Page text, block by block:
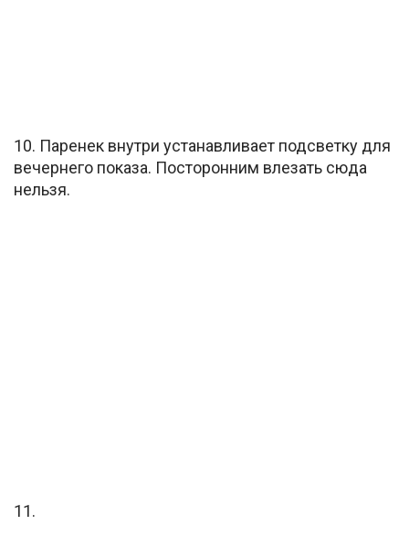
10. Паренек внутри устанавливает подсветку для
вечернего показа. Посторонним влезать сюда
нельзя.
11.